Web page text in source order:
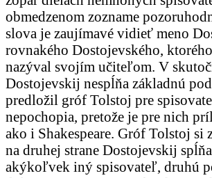
obmedzenom zozname
slova je zaujímavé vidieť meno
rovnakého Dostojevského,
nazýval svojím učiteľom. V
Dostojevskij nespĺňa základnú
predložil gróf Tolstoj pre
nepochopia, pretože je pre nich
ako i Shakespeare. Gróf Tolstoj si
na druhej strane Dostojevskij
akýkoľvek iný spisovateľ, druhú